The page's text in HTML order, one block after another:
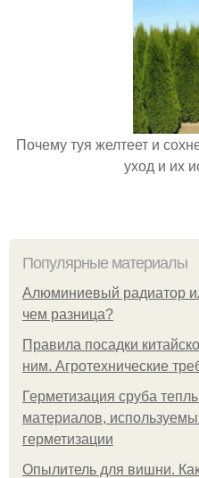
Почему туя желтеет и
уход и их
Популярные материалы
Алюминиевый радиатор
чем разница?
Правила посадки
ним. Агротехнические
Герметизация сруба
материалов,
герметизации
Опылитель для вишни.